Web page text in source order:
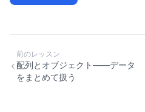
前のレッスン
配列とオブジェクト——データ
をまとめて扱う